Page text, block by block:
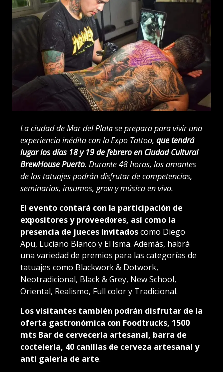
La ciudad de Mar del Plata se prepara para vivir una
experiencia inédita con la Expo Tattoo, que tendrá
lugar los días 18 y 19 de febrero en Ciudad Cultural
BrewHouse Puerto. Durante 48 horas, los amantes
de los tatuajes podrán disfrutar de competencias,
seminarios, insumos, grow y música en vivo.
El evento contará con la participación de
expositores y proveedores, así como la
presencia de jueces invitadoscomo Diego
Apu, Luciano Blanco y El Isma. Además, habrá
una variedad de premios para las categorías de
tatuajes como Blackwork & Dotwork,
Neotradicional, Black & Grey, New School,
Oriental, Realismo, Full color y Tradicional.
Los visitantes también podrán disfrutar de la
oferta gastronómica con Foodtrucks, 1500
mts Bar de cervecería artesanal, barra de
coctelería, 40 canillas de cerveza artesanal y
anti galería de arte.